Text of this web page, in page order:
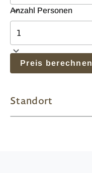
Anzahl Personen
Preis berechnen
Standort